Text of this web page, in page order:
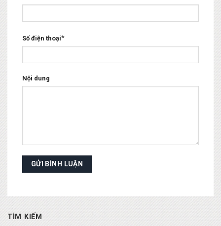
Số điện thoại*
Nội dung
TÌM KIẾM